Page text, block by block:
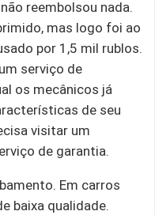
reembolsou nada.
mas logo foi ao
por 1,5 mil rublos.
serviço de
os mecânicos já
de seu
visitar um
de garantia.
Em carros
baixa qualidade.